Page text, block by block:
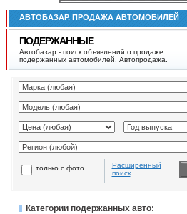
АВТОБАЗАР. ПРОДАЖА АВТОМОБИЛЕЙ
ПОДЕРЖАННЫЕ
Автобазар - поиск объявлений о продаже
подержанных автомобилей. Автопродажа.
только с фото
Расширенный
поиск
Категории подержанных авто: